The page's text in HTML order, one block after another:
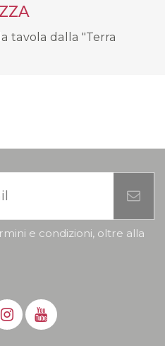
tavola dalla "Terra
e condizioni, oltre alla